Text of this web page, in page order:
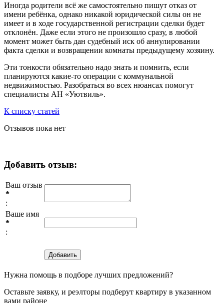
Иногда родители всё же самостоятельно пишут отказ от
имени ребёнка, однако никакой юридической силы он не
имеет и в ходе государственной регистрации сделки будет
отклонён. Даже если этого не произошло сразу, в любой
момент может быть дан судебный иск об аннулировании
факта сделки и возвращении комнаты предыдущему хозяину.
Эти тонкости обязательно надо знать и помнить, если
планируются какие-то операции с коммунальной
недвижимостью. Разобраться во всех нюансах помогут
специалисты АН «Уютвиль».
К списку статей
Отзывов пока нет
Добавить отзыв:
Ваш отзыв
*
:
Ваше имя
*
:
Нужна помощь в подборе лучших предложений?
Оставьте заявку, и реэлторы подберут квартиру в указанном
вами районе